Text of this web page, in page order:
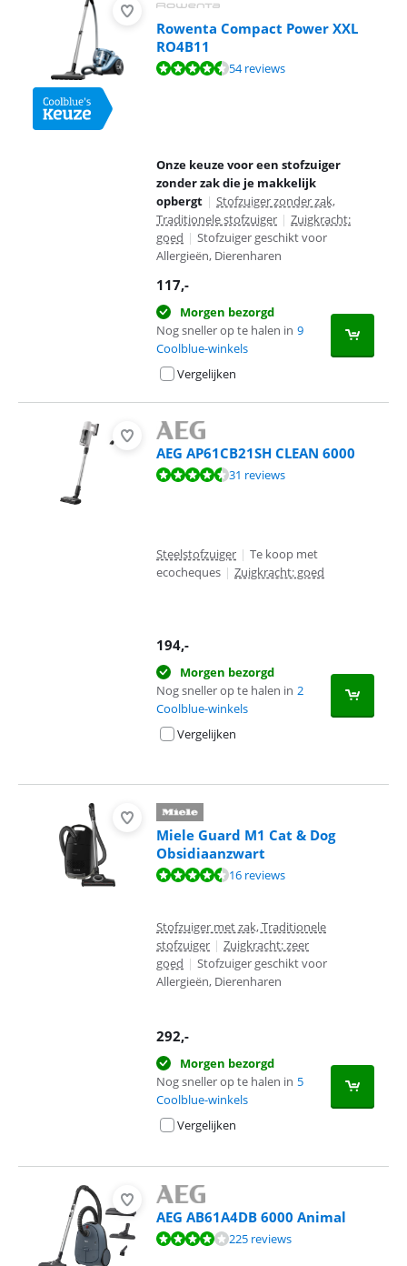
Rowenta Compact Power XXL
RO4B11
Beoordeling is 8,5 van de 10, gebaseerd op 54 reviews.
54 reviews
Onze keuze voor een stofzuiger
zonder zak die je makkelijk
opbergt | Stofzuiger zonder zak,
Traditionele stofzuiger | Zuigkracht:
goed | Stofzuiger geschikt voor
Allergieën, Dierenharen
117,-
Morgen bezorgd
Nog sneller op te halen in 9
Coolblue-winkels
Vergelijken
AEG AP61CB21SH CLEAN 6000
Beoordeling is 8,5 van de 10, gebaseerd op 31 reviews.
31 reviews
Steelstofzuiger | Te koop met
ecocheques | Zuigkracht: goed
194,-
Morgen bezorgd
Nog sneller op te halen in 2
Coolblue-winkels
Vergelijken
Miele Guard M1 Cat & Dog
Obsidiaanzwart
Beoordeling is 9,2 van de 10, gebaseerd op 16 reviews.
16 reviews
Stofzuiger met zak, Traditionele
stofzuiger | Zuigkracht: zeer
goed | Stofzuiger geschikt voor
Allergieën, Dierenharen
292,-
Morgen bezorgd
Nog sneller op te halen in 5
Coolblue-winkels
Vergelijken
AEG AB61A4DB 6000 Animal
Beoordeling is 8,4 van de 10, gebaseerd op 225 reviews.
225 reviews